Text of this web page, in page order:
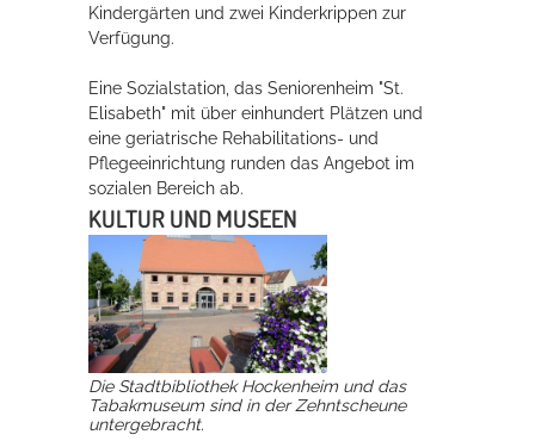
Kindergärten und zwei Kinderkrippen zur
Verfügung.
Eine Sozialstation, das Seniorenheim "St.
Elisabeth" mit über einhundert Plätzen und
eine geriatrische Rehabilitations- und
Pflegeeinrichtung runden das Angebot im
sozialen Bereich ab.
KULTUR UND MUSEEN
Die Stadtbibliothek Hockenheim und das
Tabakmuseum sind in der Zehntscheune
untergebracht.